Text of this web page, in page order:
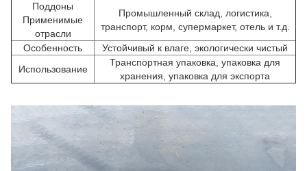
Поддоны
Применимые
отрасли
Промышленный склад, логистика,
транспорт, корм, супермаркет, отель и т.д.
Особенность
Устойчивый к влаге, экологически чистый
Использование
Транспортная упаковка, упаковка для
хранения, упаковка для экспорта